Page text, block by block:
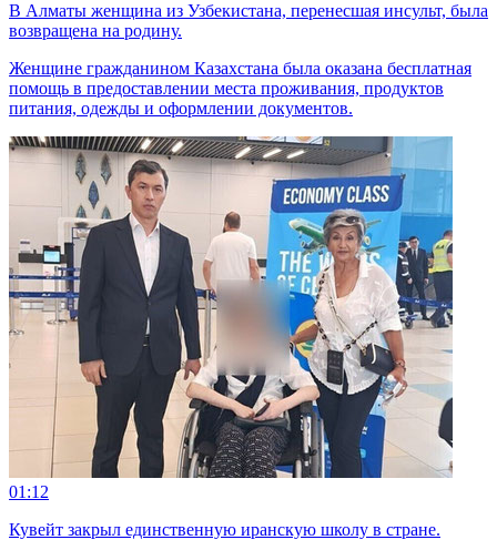
В Алматы женщина из Узбекистана, перенесшая инсульт, была
возвращена на родину.
Женщине гражданином Казахстана была оказана бесплатная
помощь в предоставлении места проживания, продуктов
питания, одежды и оформлении документов.
01:12
Кувейт закрыл единственную иранскую школу в стране.